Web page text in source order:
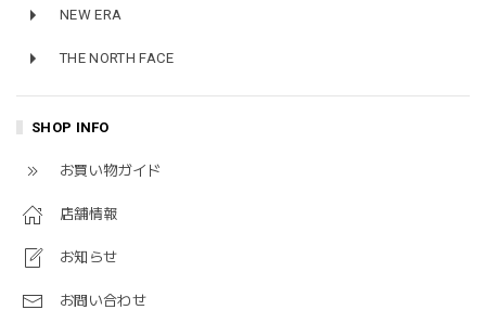
NEW ERA
THE NORTH FACE
SHOP INFO
お買い物ガイド
店舗情報
お知らせ
お問い合わせ